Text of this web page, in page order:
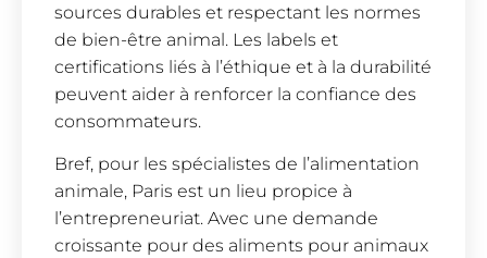
sources durables et respectant les normes
de bien-être animal. Les labels et
certifications liés à l’éthique et à la durabilité
peuvent aider à renforcer la confiance des
consommateurs.
Bref, pour les spécialistes de l’alimentation
animale, Paris est un lieu propice à
l’entrepreneuriat. Avec une demande
croissante pour des aliments pour animaux